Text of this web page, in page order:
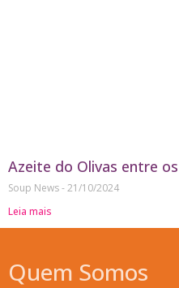
Azeite do Olivas entre
Soup News 21/10/2024
Leia mais
Quem Somos